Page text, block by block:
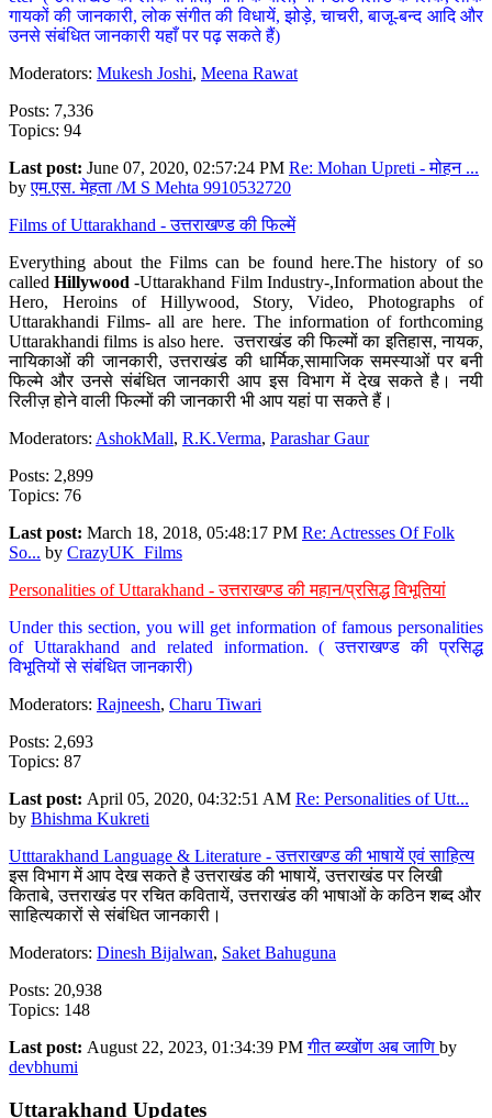
गायकों की जानकारी, लोक संगीत की विधायें, झोड़े, चाचरी, बाजू-बन्द आदि और
उनसे संबंधित जानकारी यहाँ पर पढ़ सकते हैं)
Moderators: Mukesh Joshi, Meena Rawat
Posts: 7,336
Topics: 94
Last post: June 07, 2020, 02:57:24 PM Re: Mohan Upreti - मोहन ...
byएम.एस. मेहता /M S Mehta 9910532720
Films of Uttarakhand - उत्तराखण्ड की फिल्में
Everything about the Films can be found here.The history of so
calledHillywood-Uttarakhand Film Industry-,Information about the
Hero, Heroins of Hillywood, Story, Video, Photographs of
Uttarakhandi Films- all are here. The information of forthcoming
Uttarakhandi films is also here. उत्तराखंड की फिल्मों का इतिहास, नायक,
नायिकाओं की जानकारी, उत्तराखंड की धार्मिक,सामाजिक समस्याओं पर बनी
फिल्मे और उनसे संबंधित जानकारी आप इस विभाग में देख सकते है। नयी
रिलीज़ होने वाली फिल्मों की जानकारी भी आप यहां पा सकते हैं।
Moderators: AshokMall, R.K.Verma, Parashar Gaur
Posts: 2,899
Topics: 76
Last post: March 18, 2018, 05:48:17 PM Re: Actresses Of Folk
So... by CrazyUK_Films
Personalities of Uttarakhand - उत्तराखण्ड की महान/प्रसिद्ध विभूतियां
Under this section, you will get information of famous personalities
of Uttarakhand and related information. ( उत्तराखण्ड की प्रसिद्ध
विभूतियों से संबंधित जानकारी)
Moderators: Rajneesh, Charu Tiwari
Posts: 2,693
Topics: 87
Last post: April 05, 2020, 04:32:51 AM Re: Personalities of Utt...
by Bhishma Kukreti
Utttarakhand Language & Literature - उत्तराखण्ड की भाषायें एवं साहित्य
इस विभाग में आप देख सकते है उत्तराखंड की भाषायें, उत्तराखंड पर लिखी
किताबे, उत्तराखंड पर रचित कवितायें, उत्तराखंड की भाषाओं के कठिन शब्द और
साहित्यकारों से संबंधित जानकारी।
Moderators: Dinesh Bijalwan, Saket Bahuguna
Posts: 20,938
Topics: 148
Last post: August 22, 2023, 01:34:39 PMगीत ब्य्खोंण अब जाणि by
devbhumi
Uttarakhand Updates